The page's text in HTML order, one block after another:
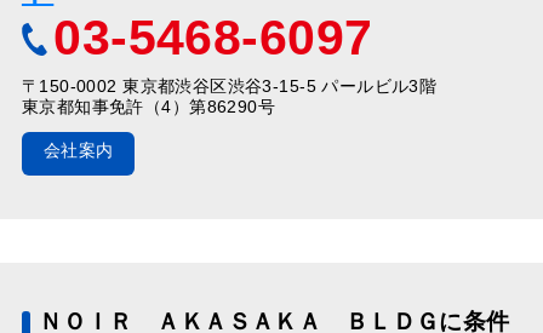
03-5468-6097
〒150-0002 東京都渋谷区渋谷3-15-5 パールビル3階
東京都知事免許（4）第86290号
会社案内
ＮＯＩＲ ＡＫＡＳＡＫＡ ＢＬＤＧに条件